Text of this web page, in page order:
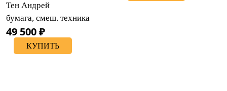
Тен Андрей
бумага, смеш. техника
49 500 ₽
КУПИТЬ